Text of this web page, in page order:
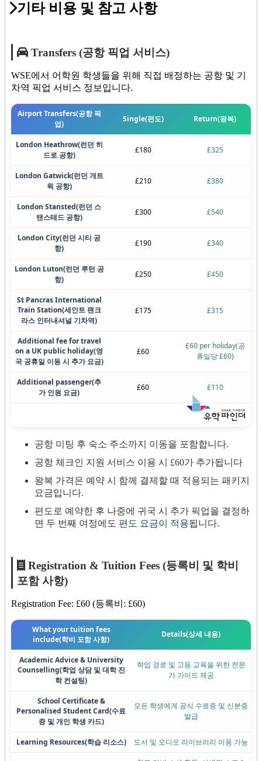
기타 비용 및 참고 사항
Transfers (공항 픽업 서비스)
WSE에서 어학원 학생들을 위해 직접 배정하는 공항 및 기
차역 픽업 서비스 정보입니다.
Airport Transfers(공항 픽
업)
Single(편도) Return(왕복)
London Heathrow(런던 히
드로 공항)
£180 £325
London Gatwick(런던 개트
윅 공항)
£210 £380
London Stansted(런던 스
탠스테드 공항)
£300 £540
London City(런던 시티 공
항)
£190 £340
London Luton(런던 루턴 공
항)
£250 £450
St Pancras International
Train Station(세인트 팬크
라스 인터내셔널 기차역)
£175 £315
Additional fee for travel
on a UK public holiday(영
국 공휴일 이동 시 추가 요금)
£60
£60 per holiday(공
휴일당 £60)
Additional passenger(추
가 인원 요금)
£60 £110
공항 미팅 후 숙소 주소까지 이동을 포함합니다.
공항 체크인 지원 서비스 이용 시 £60가 추가됩니다
왕복 가격은 예약 시 함께 결제할 때 적용되는 패키지
요금입니다.
편도로 예약한 후 나중에 귀국 시 추가 픽업을 결정하
면 두 번째 여정에도 편도 요금이 적용됩니다.
Registration & Tuition Fees (등록비 및 학비
포함 사항)
Registration Fee: £60 (등록비: £60)
What your tuition fees
include(학비 포함 사항)
Details(상세 내용)
Academic Advice & University
Counselling(학업 상담 및 대학 진
학 컨설팅)
학업 경로 및 고등 교육을 위한 전문
가 가이드 제공
School Certificate &
Personalised Student Card(수료
증 및 개인 학생 카드)
모든 학생에게 공식 수료증 및 신분증
발급
Learning Resources(학습 리소스) 도서 및 오디오 라이브러리 이용 가능